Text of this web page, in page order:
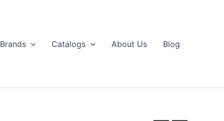
Brands Catalogs About Us Blog